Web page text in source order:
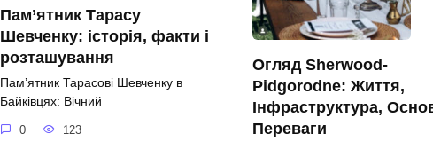
Пам’ятник Тарасу
Шевченку: історія, факти і
розташування
Пам’ятник Тарасові Шевченку в
Байківцях: Вічний
0 123
Огляд Sherwood-
Pidgorodne: Життя,
Інфраструктура,
Переваги